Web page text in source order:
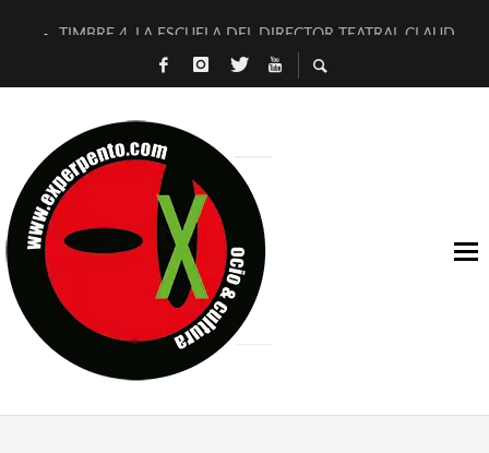
TIMBRE 4, LA ESCUELA DEL DIRECTOR TEATRAL CLAUDIO
30 AÑOS (NO ES NADA) DE LA KATARSIS DEL TOMATAZO
D’BALDOMEROS REINVENTAN [BITÁCORA 3.0] EN EXVITA
MARSHALL FLASH PRESENTA EN EXVITA [RELATIVA
JOFRE BARDAGÍ EN EXVITA INTERPRETANDO A SERRAT
YORCH PRESENTA [CURSO DE ARMONÍA PERSECUTORIA]
MAGALÍ SARE NOS EXPLICA [DESCASADA]
«NO TENGO PUTOS SUEÑOS»